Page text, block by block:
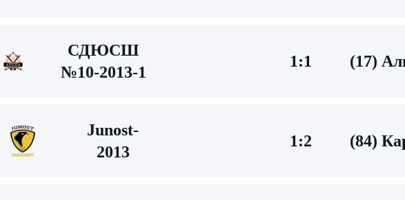
СДЮСШ
№10-2013-1
1:1 (17)
Junost-
2013
1:2 (84)